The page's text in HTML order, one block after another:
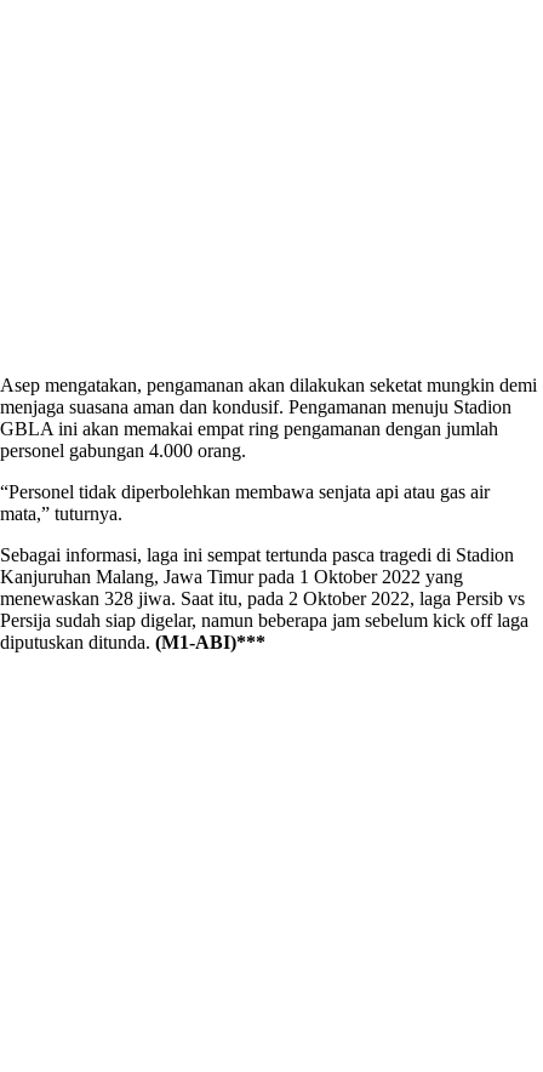
Asep mengatakan, pengamanan akan dilakukan seketat mungkin demi
menjaga suasana aman dan kondusif. Pengamanan menuju Stadion
GBLA ini akan memakai empat ring pengamanan dengan jumlah
personel gabungan 4.000 orang.
“Personel tidak diperbolehkan membawa senjata api atau gas air
mata,” tuturnya.
Sebagai informasi, laga ini sempat tertunda pasca tragedi di Stadion
Kanjuruhan Malang, Jawa Timur pada 1 Oktober 2022 yang
menewaskan 328 jiwa. Saat itu, pada 2 Oktober 2022, laga Persib vs
Persija sudah siap digelar, namun beberapa jam sebelum kick off laga
diputuskan ditunda. (M1-ABI)***